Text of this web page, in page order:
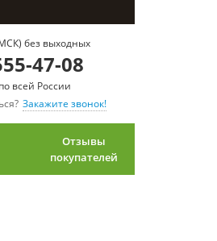
без выходных
47-08
всей России
Закажите звонок!
Отзывы
покупателей